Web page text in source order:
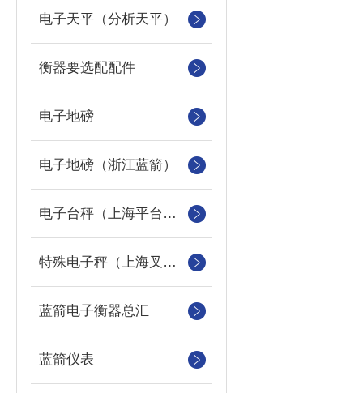
电子天平（分析天平）
衡器要选配配件
电子地磅
电子地磅（浙江蓝箭）
电子台秤（上海平台称）
特殊电子秤（上海叉车秤）
蓝箭电子衡器总汇
蓝箭仪表